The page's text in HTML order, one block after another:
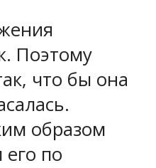
Поэтому
что бы она
образом
по